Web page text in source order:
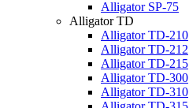
Alligator SP-75
Alligator TD
Alligator TD-210
Alligator TD-212
Alligator TD-215
Alligator TD-300
Alligator TD-310